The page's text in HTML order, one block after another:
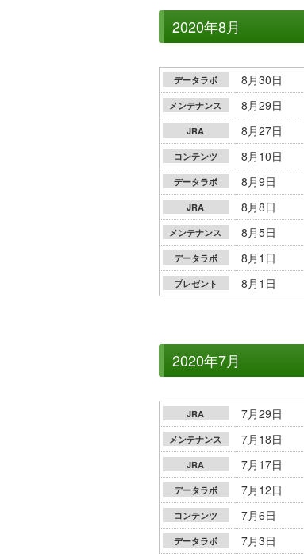
2020年8月
データラボ 8月30日
メンテナンス 8月29日
JRA 8月27日
コンテンツ 8月10日
データラボ 8月9日
JRA 8月8日
メンテナンス 8月5日
データラボ 8月1日
プレゼント 8月1日
2020年7月
JRA 7月29日
メンテナンス 7月18日
JRA 7月17日
データラボ 7月12日
コンテンツ 7月6日
データラボ 7月3日